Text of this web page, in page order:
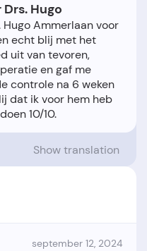
Hugo
Ammerlaan voor
echt blij met het
uit van tevoren,
en gaf me
controle na 6 weken
dat ik voor hem heb
Show translation
september 12, 2024